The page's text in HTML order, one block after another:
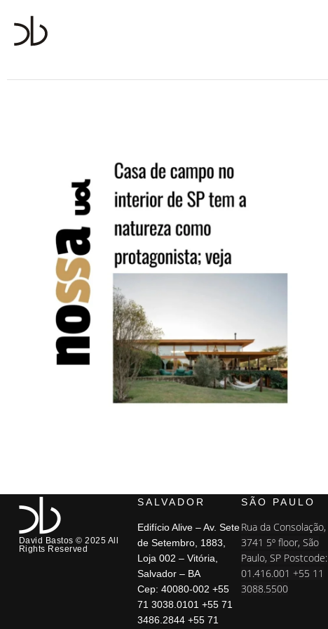
David Bastos © 2025 All
Rights Reserved
SALVADOR
Edifício Alive – Av. Sete
de Setembro, 1883,
Loja 002 – Vitória,
Salvador – BA
Cep: 40080-002 +55
71 3038.0101 +55 71
3486.2844+55 71
SÃO PAULO
Rua da Consolação,
3741 5º floor, São
Paulo, SP Postcode:
01.416.001 +55 11
3088.5500